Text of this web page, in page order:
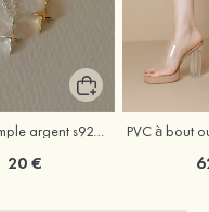
Attractif simple argent s925 colliers
20 €